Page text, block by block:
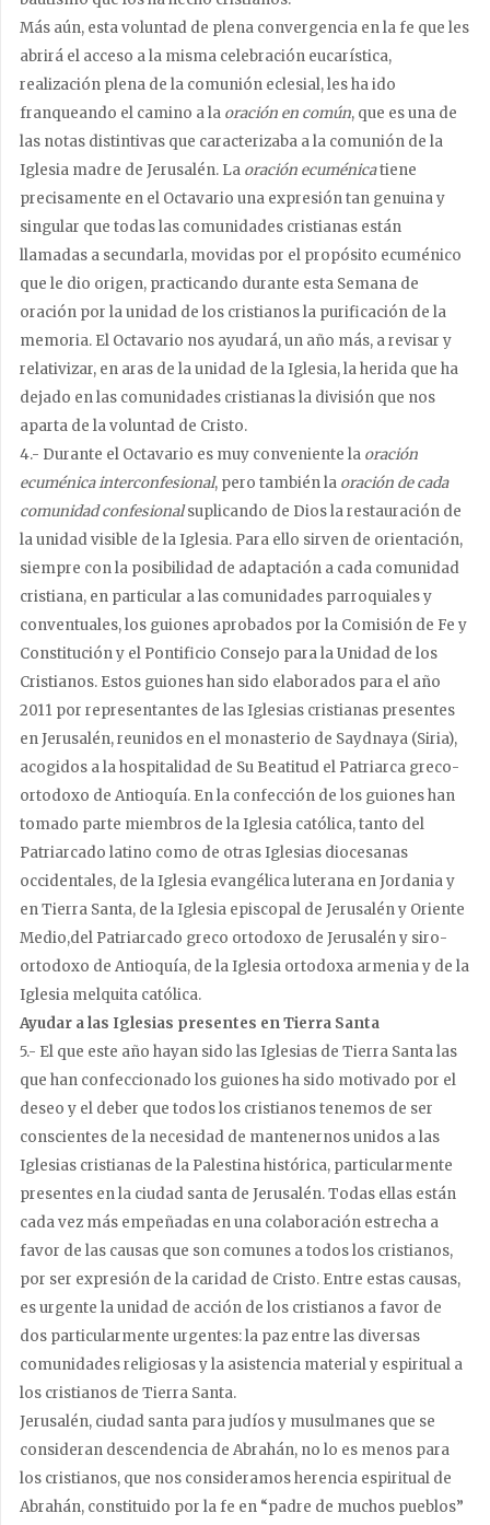
Más aún, esta voluntad de plena convergencia en la fe que les
abrirá el acceso a la misma celebración eucarística,
realización plena de la comunión eclesial, les ha ido
franqueando el camino a la oración en común, que es una de
las notas distintivas que caracterizaba a la comunión de la
Iglesia madre de Jerusalén. La oración ecuménicatiene
precisamente en el Octavario una expresión tan genuina y
singular que todas las comunidades cristianas están
llamadas a secundarla, movidas por el propósito ecuménico
que le dio origen, practicando durante esta Semana de
oración por la unidad de los cristianos la purificación de la
memoria. El Octavario nos ayudará, un año más, a revisar y
relativizar, en aras de la unidad de la Iglesia, la herida que ha
dejado en las comunidades cristianas la división que nos
aparta de la voluntad de Cristo.
4.- Durante el Octavario es muy conveniente la oración
ecuménica interconfesional, pero también la oración de cada
comunidad confesionalsuplicando de Dios la restauración de
la unidad visible de la Iglesia. Para ello sirven de orientación,
siempre con la posibilidad de adaptación a cada comunidad
cristiana, en particular a las comunidades parroquiales y
conventuales, los guiones aprobados por la Comisión de Fe y
Constitución y el Pontificio Consejo para la Unidad de los
Cristianos. Estos guiones han sido elaborados para el año
2011 por representantes de las Iglesias cristianas presentes
en Jerusalén, reunidos en el monasterio de Saydnaya (Siria),
acogidos a la hospitalidad de Su Beatitud el Patriarca greco-
ortodoxo de Antioquía. En la confección de los guiones han
tomado parte miembros de la Iglesia católica, tanto del
Patriarcado latino como de otras Iglesias diocesanas
occidentales, de la Iglesia evangélica luterana en Jordania y
en Tierra Santa, de la Iglesia episcopal de Jerusalén y Oriente
Medio,del Patriarcado greco ortodoxo de Jerusalén y siro-
ortodoxo de Antioquía, de la Iglesia ortodoxa armenia y de la
Iglesia melquita católica.
Ayudar a las Iglesias presentes en Tierra Santa
5.- El que este año hayan sido las Iglesias de Tierra Santa las
que han confeccionado los guiones ha sido motivado por el
deseo y el deber que todos los cristianos tenemos de ser
conscientes de la necesidad de mantenernos unidos a las
Iglesias cristianas de la Palestina histórica, particularmente
presentes en la ciudad santa de Jerusalén. Todas ellas están
cada vez más empeñadas en una colaboración estrecha a
favor de las causas que son comunes a todos los cristianos,
por ser expresión de la caridad de Cristo. Entre estas causas,
es urgente la unidad de acción de los cristianos a favor de
dos particularmente urgentes: la paz entre las diversas
comunidades religiosas y la asistencia material y espiritual a
los cristianos de Tierra Santa.
Jerusalén, ciudad santa para judíos y musulmanes que se
consideran descendencia de Abrahán, no lo es menos para
los cristianos, que nos consideramos herencia espiritual de
Abrahán, constituido por la fe en “padre de muchos pueblos”